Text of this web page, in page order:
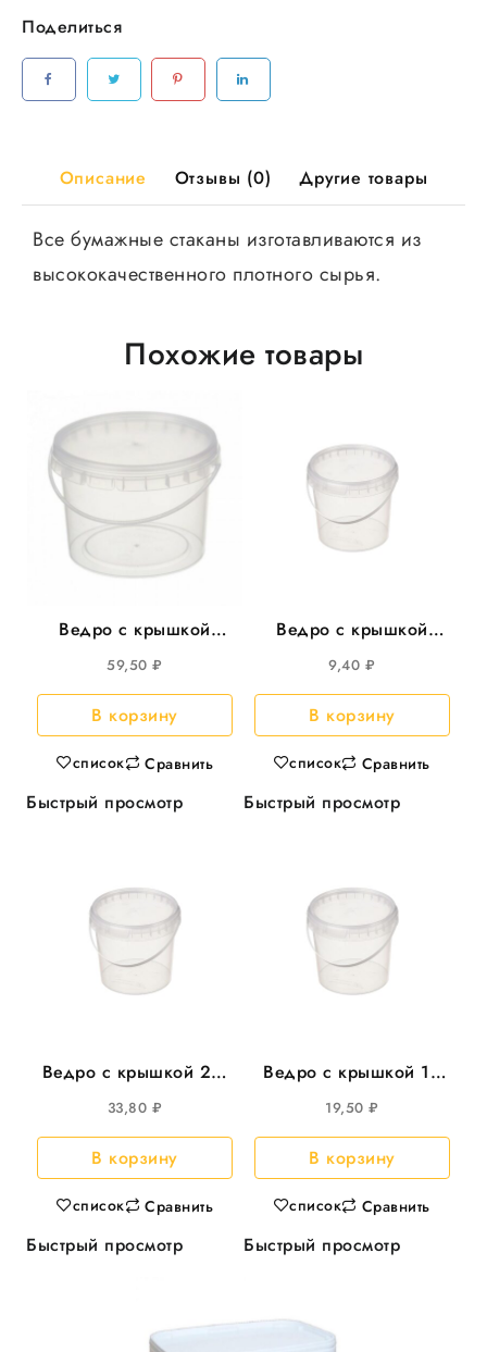
мл
белый
45шт/
кор
Поделиться
Описание Отзывы (0) Другие товары
Все бумажные стаканы изготавливаются из
высококачественного плотного сырья.
Похожие товары
Ведро с крышкой
3,25л круглое,
d=195мм, 45шт/уп
59,50₽
В корзину
список Сравнить
Быстрый просмотр
Ведро с крышкой
500мл круглое d-=112
200шт/кор
9,40 ₽
В корзину
список Сравнить
Быстрый просмотр
Ведро с крышкой 2л,
d-170 круглое 135шт/
уп
33,80 ₽
В корзину
список Сравнить
Быстрый просмотр
Ведро с крышкой 1л
круглое , d=120мм
200шт/уп
19,50₽
В корзину
список Сравнить
Быстрый просмотр